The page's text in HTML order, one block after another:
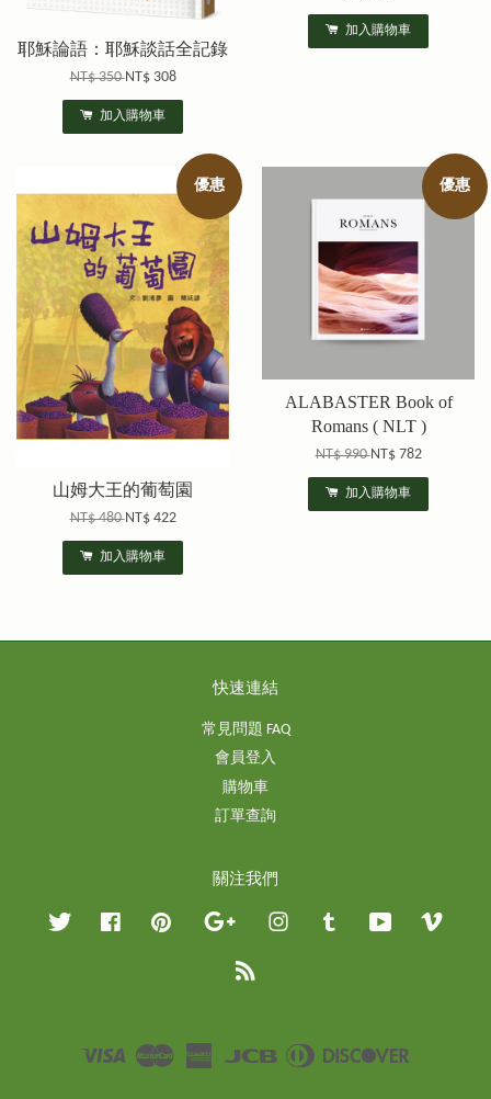
耶穌論語：耶穌談話全記錄
NT$ 350NT$ 308
加入購物車
加入購物車
優惠
山姆大王的葡萄園
NT$ 480NT$ 422
加入購物車
優惠
ALABASTER Book of
Romans ( NLT )
NT$ 990NT$ 782
加入購物車
快速連結
常見問題 FAQ
會員登入
購物車
訂單查詢
關注我們
Twitter Facebook Pinterest Google InstagramTumblr YouTube
Visa Master
American
JCB
Diners